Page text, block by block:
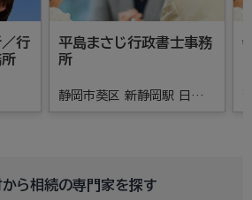
行
平島まさじ行政書士事務
所
静岡市葵区 新静岡駅 日吉町
駅
ら相続の専門家を探す